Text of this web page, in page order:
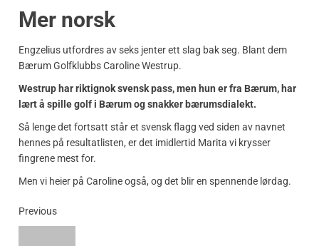
Mer norsk
Engzelius utfordres av seks jenter ett slag bak seg. Blant dem
Bærum Golfklubbs Caroline Westrup.
Westrup har riktignok svensk pass, men hun er fra Bærum, har
lært å spille golf i Bærum og snakker bærumsdialekt.
Så lenge det fortsatt står et svensk flagg ved siden av navnet
hennes på resultatlisten, er det imidlertid Marita vi krysser
fingrene mest for.
Men vi heier på Caroline også, og det blir en spennende lørdag.
Previous